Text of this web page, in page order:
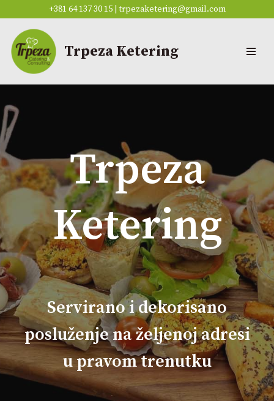
Скочи
на
садржај
+381 64 137 30 15| trpezaketering@gmail.com
Trpeza Ketering
Trpeza
Ketering
Servirano i dekorisano
posluženje na željenoj adresi
u pravom trenutku